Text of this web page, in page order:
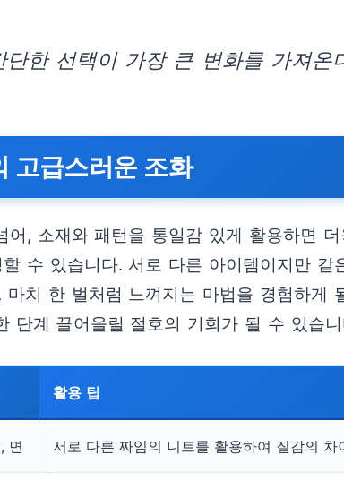
단한 선택이 가장 큰 변화를 가져온
고급스러운 조화
어, 소재와 패턴을 통일감 있게 활용하면
수 있습니다. 서로 다른 아이템이지만 같
마치 한 벌처럼 느껴지는 마법을 경험하게
단계 끌어올릴 절호의 기회가 될 수 있습
활용 팁
면 서로 다른 짜임의 니트를 활용하여 질감의 차